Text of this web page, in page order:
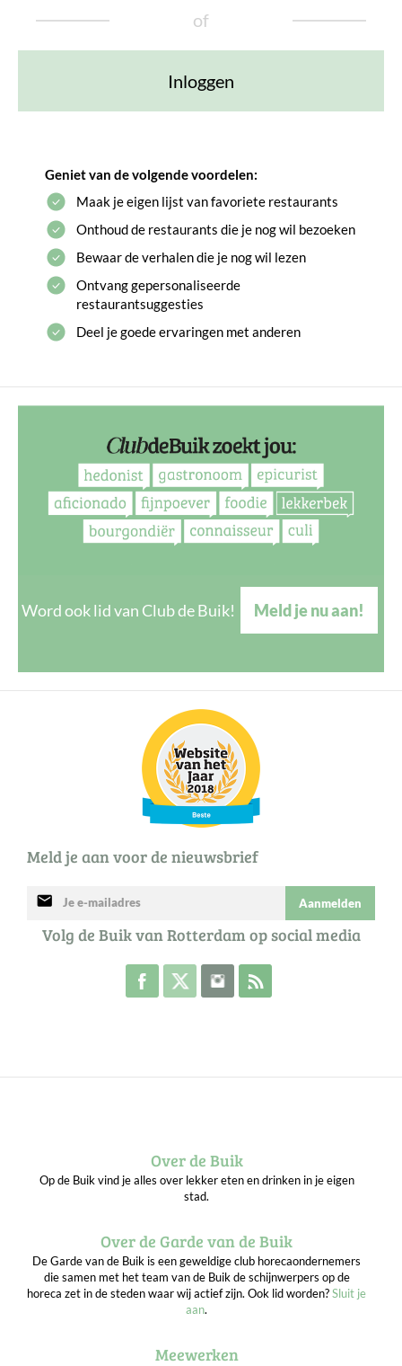
of
Inloggen
Geniet van de volgende voordelen:
Maak je eigen lijst van favoriete restaurants
Onthoud de restaurants die je nog wil bezoeken
Bewaar de verhalen die je nog wil lezen
Ontvang gepersonaliseerde
restaurantsuggesties
Deel je goede ervaringen met anderen
Word ook lid van Club de Buik! Meld je nu aan!
Meld je aan voor de nieuwsbrief
mail Aanmelden
Volg de Buik van Rotterdam op social media
Volg de Buik op Facebook
Volg de Buik op Twitter
Volg de Buik op Instagram
Over de Buik
Op de Buik vind je alles over lekker eten en drinken in je eigen
stad.
Over de Garde van de Buik
De Garde van de Buik is een geweldige club horecaondernemers
die samen met het team van de Buik de schijnwerpers op de
horeca zet in de steden waar wij actief zijn. Ook lid worden?Sluit je
aan.
Meewerken